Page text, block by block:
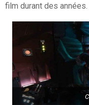
film durant des années.